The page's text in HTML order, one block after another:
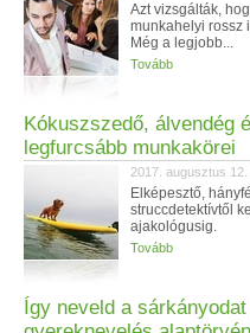
Azt vizsgálták,
munkahelyi rossz
Még a legjobb...
Tovább
Kókuszszedő, álvendég
legfurcsább munkakörei
2017. augusztus 12.
Elképesztő,
struccdetektívtől
ajakológusig.
Tovább
Így neveld a